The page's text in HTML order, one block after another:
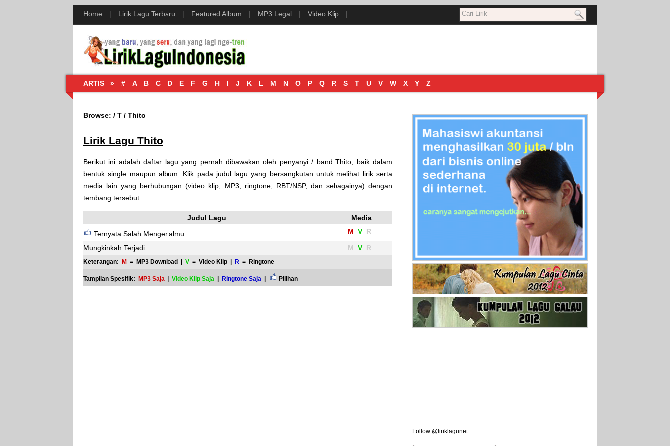
Home | Lirik Lagu Terbaru | Featured Album | MP3 Legal | Video Klip |
ARTIS » # A B C D E F G H I J K L M N O P Q R S T U V W X Y Z
Browse: / T / Thito
Lirik Lagu Thito
Berikut ini adalah daftar lagu yang pernah dibawakan oleh penyanyi / band Thito, baik dalam
bentuk single maupun album. Klik pada judul lagu yang bersangkutan untuk melihat lirik serta
media lain yang berhubungan (video klip, MP3, ringtone, RBT/NSP, dan sebagainya) dengan
tembang tersebut.
Judul Lagu Media
Ternyata Salah Mengenalmu M VR
Mungkinkah Terjadi M VR
Keterangan: M = MP3 Download | V = Video Klip | R = Ringtone
Tampilan Spesifik: MP3 Saja | Video Klip Saja | Ringtone Saja | Pilihan
Follow @liriklagunet